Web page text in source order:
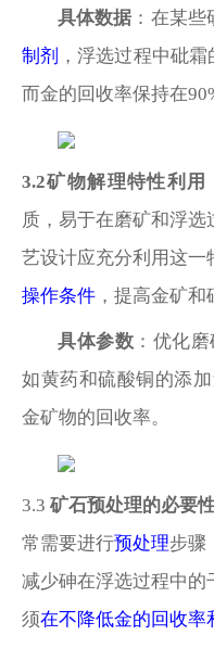
具体数据 ：在某
制剂 ，浮选过程中砒
而金的回收率保持在
3.2矿物解理特性利用
质，易于在磨矿和浮
艺设计应充分利用这一
操作条件 ，提高金矿和
具体参数 ：优化
如黄药和硫酸铜的添
金矿物的回收率。
3.3 矿石预处理的必要
常需要进行预处理步骤
减少砷在浮选过程中
须在不降低金的回收率